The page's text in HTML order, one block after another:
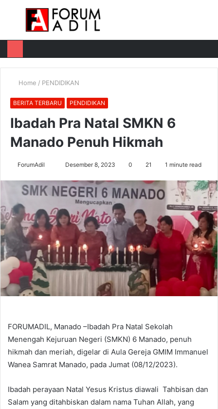
Menu
Home / PENDIDIKAN
BERITA TERBARU PENDIDIKAN
Ibadah Pra Natal SMKN 6
Manado Penuh Hikmah
ForumAdil
email
Desember 8, 2023 0 21 1 minute read
FORUMADIL, Manado –Ibadah Pra Natal Sekolah
Menengah Kejuruan Negeri (SMKN) 6 Manado, penuh
hikmah dan meriah, digelar di Aula Gereja GMIM Immanuel
Wanea Samrat Manado, pada Jumat (08/12/2023).
Ibadah perayaan Natal Yesus Kristus diawali Tahbisan dan
Salam yang ditahbiskan dalam nama Tuhan Allah, yang